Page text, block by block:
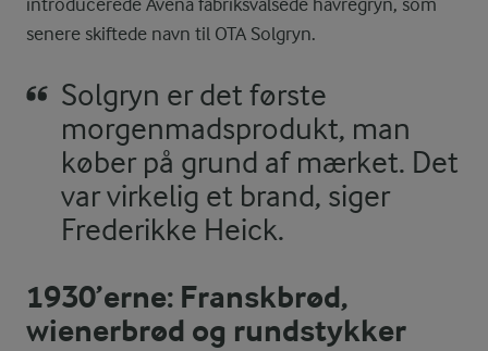
introducerede Avena fabriksvalsede havregryn, som
senere skiftede navn til OTA Solgryn.
Solgryn er det første
morgenmadsprodukt, man
køber på grund af mærket. Det
var virkelig et brand, siger
Frederikke Heick.
1930’erne: Franskbrød,
wienerbrød og rundstykker